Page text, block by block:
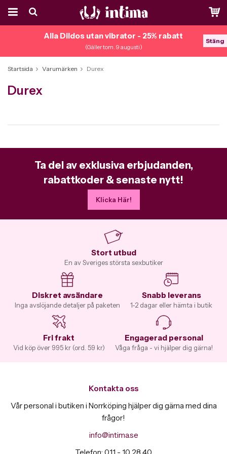
Alla Dildos utan vibrator - 25% rabatt
(Gäller tom. 9 augusti)
Stäng
Startsida Varumärken Durex
Durex
Ta del av exklusiva erbjudanden,
rabattkoder & senaste nytt!
Klicka Här!
Stort utbud
En av Sveriges största sexbutiker
Diskret avsändare
Inga avslöjande detaljer på paketen
Snabb leverans
1-2 dagar eller hämta i butik
Fri frakt
Vid köp över 995 kr (ord. 59 kr)
Engagerad personal
Våga fråga - vi hjälper dig gärna!
Kontakta oss
Vår personal i butiken i Norrköping hjälper dig gärna med dina
frågor!
info@intima.se